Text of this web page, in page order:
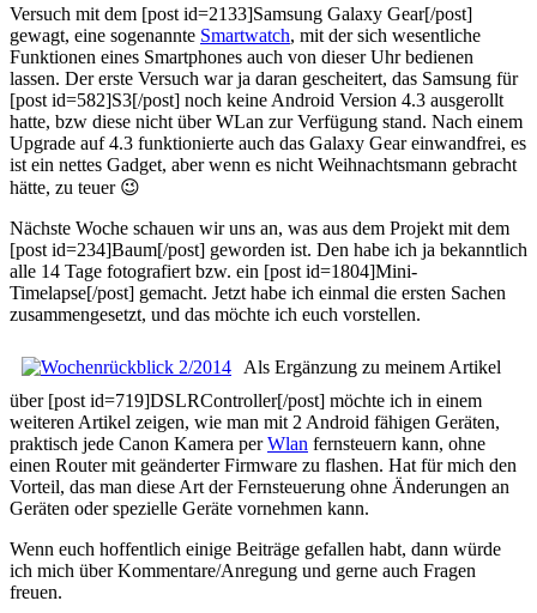
Versuch mit dem [post id=2133]Samsung Galaxy Gear[/post]
gewagt, eine sogenannte Smartwatch, mit der sich wesentliche
Funktionen eines Smartphones auch von dieser Uhr bedienen
lassen. Der erste Versuch war ja daran gescheitert, das Samsung für
[post id=582]S3[/post] noch keine Android Version 4.3 ausgerollt
hatte, bzw diese nicht über WLan zur Verfügung stand. Nach einem
Upgrade auf 4.3 funktionierte auch das Galaxy Gear einwandfrei, es
ist ein nettes Gadget, aber wenn es nicht Weihnachtsmann gebracht
hätte, zu teuer 😉
Nächste Woche schauen wir uns an, was aus dem Projekt mit dem
[post id=234]Baum[/post] geworden ist. Den habe ich ja bekanntlich
alle 14 Tage fotografiert bzw. ein [post id=1804]Mini-
Timelapse[/post] gemacht. Jetzt habe ich einmal die ersten Sachen
zusammengesetzt, und das möchte ich euch vorstellen.
Als Ergänzung zu meinem Artikel
über [post id=719]DSLRController[/post] möchte ich in einem
weiteren Artikel zeigen, wie man mit 2 Android fähigen Geräten,
praktisch jede Canon Kamera perWlan fernsteuern kann, ohne
einen Router mit geänderter Firmware zu flashen. Hat für mich den
Vorteil, das man diese Art der Fernsteuerung ohne Änderungen an
Geräten oder spezielle Geräte vornehmen kann.
Wenn euch hoffentlich einige Beiträge gefallen habt, dann würde
ich mich über Kommentare/Anregung und gerne auch Fragen
freuen.